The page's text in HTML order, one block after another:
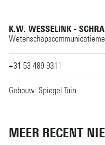
K.W. WESSELINK -
+31 53 489 9311
Gebouw: Spiegel Tuin
MEER RECENT